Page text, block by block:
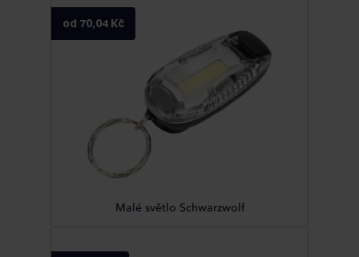
od 70,04 Kč
Malé světlo Schwarzwolf